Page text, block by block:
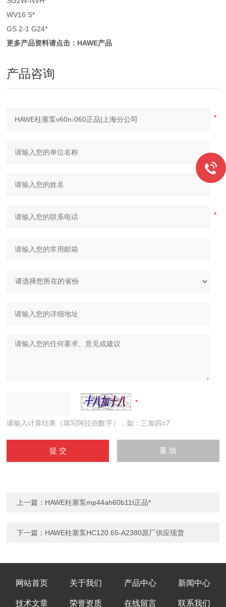
WV16 S*
GS 2-1 G24*
更多产品资料请点击：HAWE产品
产品咨询
请输入计算结果（填写阿拉伯数字），如：三加四=7
上一篇： HAWE柱塞泵mp44ah60b11t正品*
下一篇： HAWE柱塞泵HC120.65-A2380原厂供应现货
网站首页 关于我们 产品中心 新闻中心
技术文章 荣誉资质 在线留言 联系我们